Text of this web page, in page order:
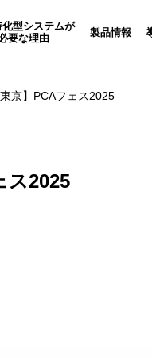
化型システムが
要な理由
製品情報
東京】PCAフェス2025
ス2025